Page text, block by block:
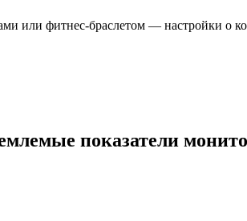
или фитнес-браслетом — настройки о
показатели